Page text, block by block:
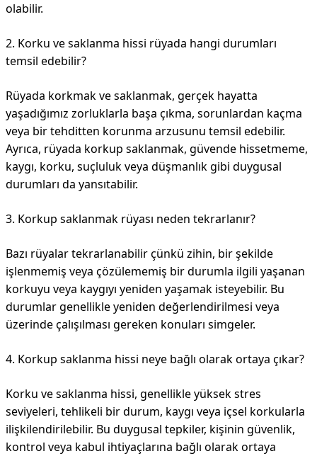
olabilir.
2. Korku ve saklanma hissi rüyada hangi durumları
temsil edebilir?
Rüyada korkmak ve saklanmak, gerçek hayatta
yaşadığımız zorluklarla başa çıkma, sorunlardan kaçma
veya bir tehditten korunma arzusunu temsil edebilir.
Ayrıca, rüyada korkup saklanmak, güvende hissetmeme,
kaygı, korku, suçluluk veya düşmanlık gibi duygusal
durumları da yansıtabilir.
3. Korkup saklanmak rüyası neden tekrarlanır?
Bazı rüyalar tekrarlanabilir çünkü zihin, bir şekilde
işlenmemiş veya çözülememiş bir durumla ilgili yaşanan
korkuyu veya kaygıyı yeniden yaşamak isteyebilir. Bu
durumlar genellikle yeniden değerlendirilmesi veya
üzerinde çalışılması gereken konuları simgeler.
4. Korkup saklanma hissi neye bağlı olarak ortaya çıkar?
Korku ve saklanma hissi, genellikle yüksek stres
seviyeleri, tehlikeli bir durum, kaygı veya içsel korkularla
ilişkilendirilebilir. Bu duygusal tepkiler, kişinin güvenlik,
kontrol veya kabul ihtiyaçlarına bağlı olarak ortaya